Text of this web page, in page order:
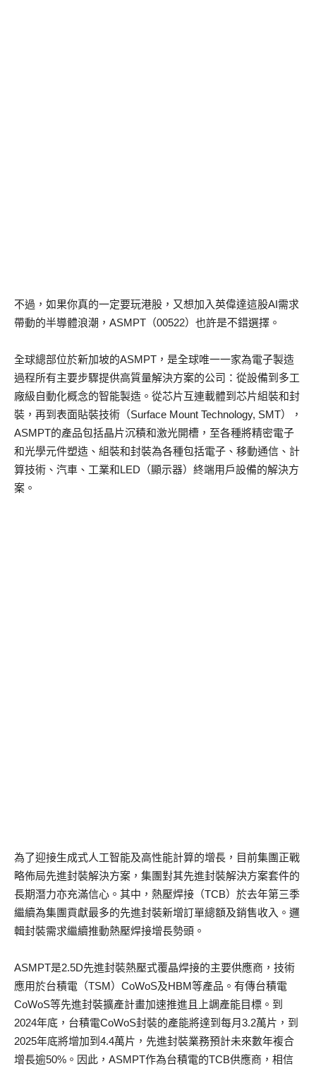
不過，如果你真的一定要玩港股，又想加入英偉達這股AI需求
帶動的半導體浪潮，ASMPT（00522）也許是不錯選擇。
全球總部位於新加坡的ASMPT，是全球唯一一家為電子製造
過程所有主要步驟提供高質量解決方案的公司：從設備到多工
廠級自動化概念的智能製造。從芯片互連載體到芯片組裝和封
裝，再到表面貼裝技術（Surface Mount Technology, SMT），
ASMPT的產品包括晶片沉積和激光開槽，至各種將精密電子
和光學元件塑造、組裝和封裝為各種包括電子、移動通信、計
算技術、汽車、工業和LED（顯示器）終端用戶設備的解決方
案。
為了迎接生成式人工智能及高性能計算的增長，目前集團正戰
略佈局先進封裝解決方案，集團對其先進封裝解決方案套件的
長期潛力亦充滿信心。其中，熱壓焊接（TCB）於去年第三季
繼續為集團貢獻最多的先進封裝新增訂單總額及銷售收入。邏
輯封裝需求繼續推動熱壓焊接增長勢頭。
ASMPT是2.5D先進封裝熱壓式覆晶焊接的主要供應商，技術
應用於台積電（TSM）CoWoS及HBM等產品。有傳台積電
CoWoS等先進封裝擴產計畫加速推進且上調產能目標。到
2024年底，台積電CoWoS封裝的產能將達到每月3.2萬片，到
2025年底將增加到4.4萬片，先進封裝業務預計未來數年複合
增長逾50%。因此，ASMPT作為台積電的TCB供應商，相信